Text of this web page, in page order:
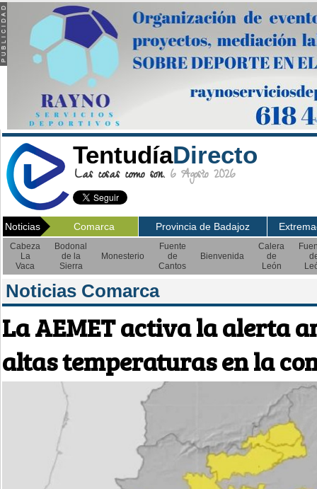
TentudíaDirecto
Las cosas como son. 6 Agosto 2026
Noticias Comarca Provincia de Badajoz
Cabeza
La
Vaca
Bodonal
de la
Sierra
Monesterio
Fuente
de
Cantos
Bienvenida
Calera
de
León
Noticias Comarca
La AEMET activa la alerta
altas temperaturas en la